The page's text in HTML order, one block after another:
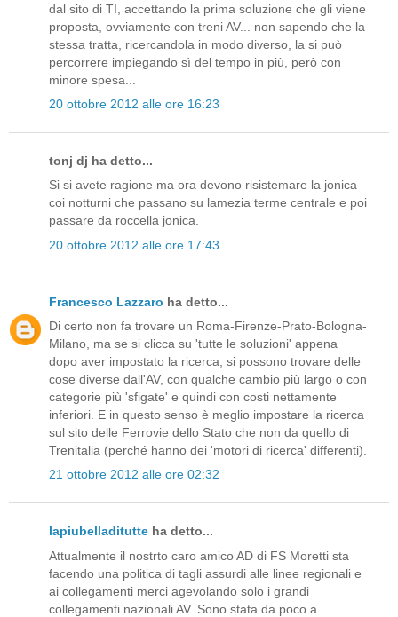
dal sito di TI, accettando la prima soluzione che gli viene
proposta, ovviamente con treni AV... non sapendo che la
stessa tratta, ricercandola in modo diverso, la si può
percorrere impiegando sì del tempo in più, però con
minore spesa...
20 ottobre 2012 alle ore 16:23
tonj dj ha detto...
Si si avete ragione ma ora devono risistemare la jonica
coi notturni che passano su lamezia terme centrale e poi
passare da roccella jonica.
20 ottobre 2012 alle ore 17:43
Francesco Lazzaro ha detto...
Di certo non fa trovare un Roma-Firenze-Prato-Bologna-
Milano, ma se si clicca su 'tutte le soluzioni' appena
dopo aver impostato la ricerca, si possono trovare delle
cose diverse dall'AV, con qualche cambio più largo o con
categorie più 'sfigate' e quindi con costi nettamente
inferiori. E in questo senso è meglio impostare la ricerca
sul sito delle Ferrovie dello Stato che non da quello di
Trenitalia (perché hanno dei 'motori di ricerca' differenti).
21 ottobre 2012 alle ore 02:32
lapiubelladitutte ha detto...
Attualmente il nostrto caro amico AD di FS Moretti sta
facendo una politica di tagli assurdi alle linee regionali e
ai collegamenti merci agevolando solo i grandi
collegamenti nazionali AV. Sono stata da poco a